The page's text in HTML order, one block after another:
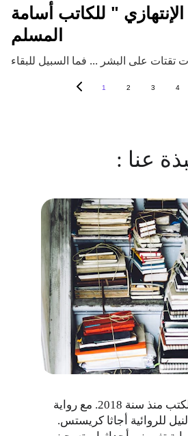
" للكاتب أسامة
المسلم
تقتات على البشر ... فما السبيل للبقاء
1 2 3 4
عنا :
بدأت رحلتنا مع الكتب منذ سنة 2018. مع رواية
للروائية أجاثا كريستس.